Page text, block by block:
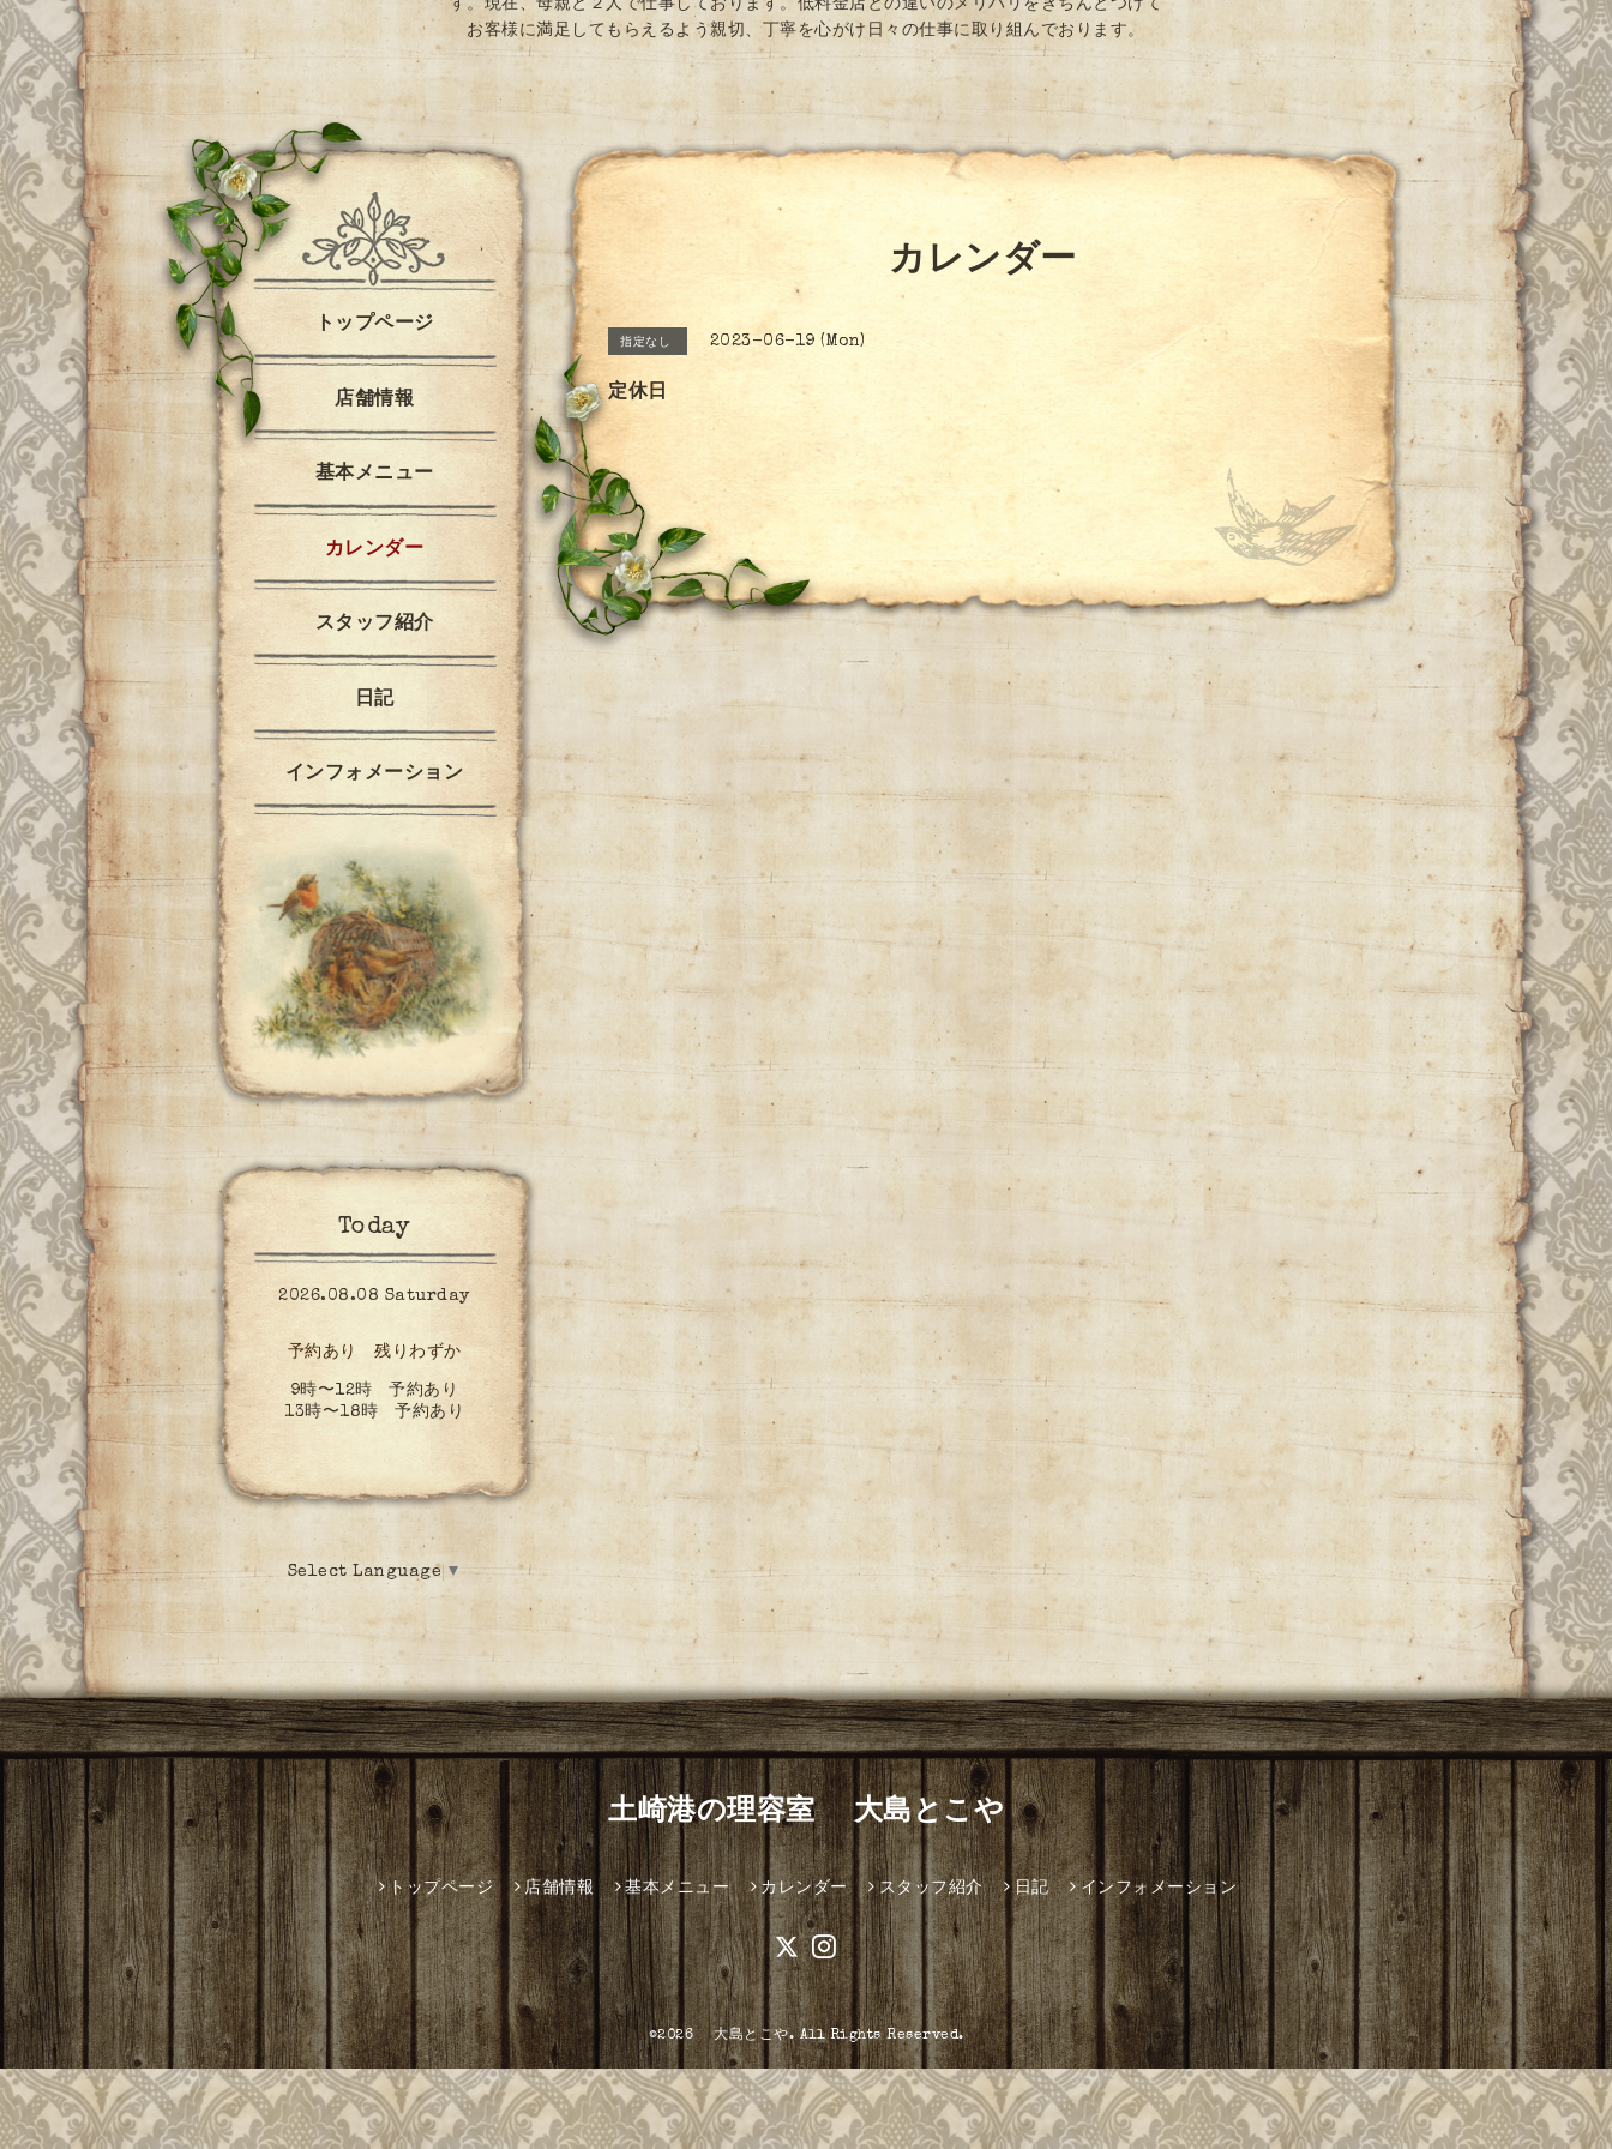
す。現在、母親と２人で仕事しております。低料金店との違いのメリハリをきちんとつけて
お客様に満足してもらえるよう親切、丁寧を心がけ日々の仕事に取り組んでおります。
カレンダー
指定なし 2023-06-19 (Mon)
定休日
トップページ
店舗情報
基本メニュー
カレンダー
スタッフ紹介
日記
インフォメーション
Today
2026.08.08 Saturday
予約あり 残りわずか
9時〜12時 予約あり
13時〜18時 予約あり
Select Language ▼
土崎港の理容室 大島とこや
トップページ 店舗情報 基本メニュー カレンダー スタッフ紹介 日記 インフォメーション
©2026大島とこや. All Rights Reserved.